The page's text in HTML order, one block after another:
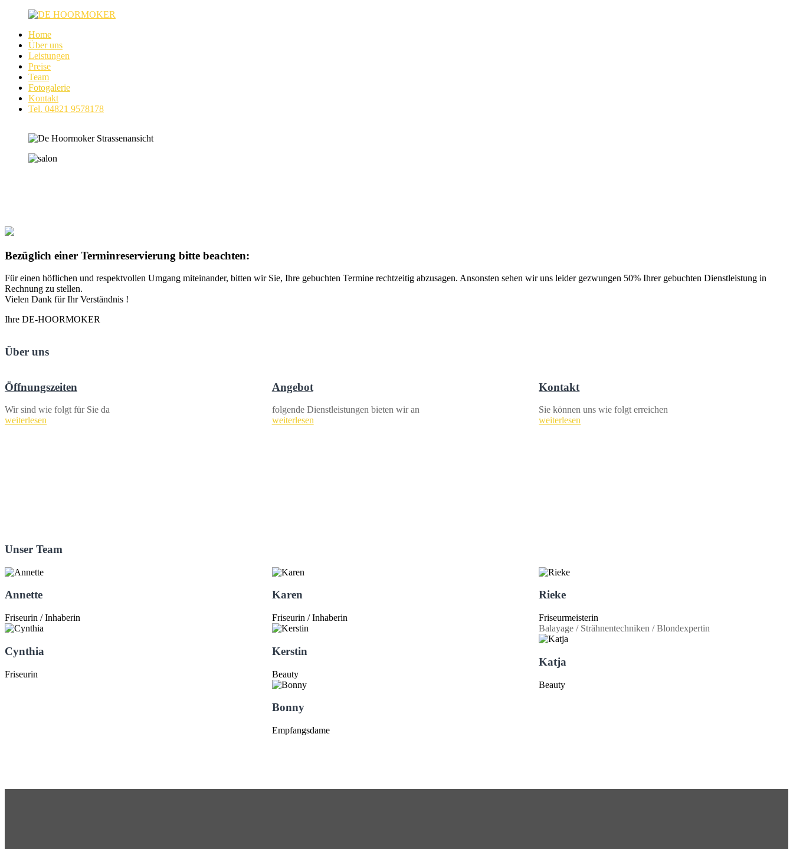
springen
DE
HOORMOKER
Ihre
Haarspezialisten
Itzehoe
Friseur
Home
Über uns
Leistungen
Preise
Team
Fotogalerie
Kontakt
Tel. 04821 9578178
Bezüglich einer Terminreservierung bitte beachten:
Für einen höflichen und respektvollen Umgang miteinander, bitten wir Sie, Ihre gebuchten Termine rechtzeitig abzusagen. Ansonsten sehen wir uns leider gezwungen 50% Ihrer gebuchten Dienstleistung in
Rechnung zu stellen.
Vielen Dank für Ihr Verständnis !
Ihre DE-HOORMOKER
Über uns
Öffnungszeiten
Wir sind wie folgt für Sie da
weiterlesen
Angebot
folgende Dienstleistungen bieten wir an
weiterlesen
Kontakt
Sie können uns wie folgt erreichen
weiterlesen
Unser Team
Annette
Friseurin / Inhaberin
Cynthia
Friseurin
Karen
Friseurin / Inhaberin
Kerstin
Beauty
Bonny
Empfangsdame
Rieke
Friseurmeisterin
Balayage / Strähnentechniken / Blondexpertin
Katja
Beauty